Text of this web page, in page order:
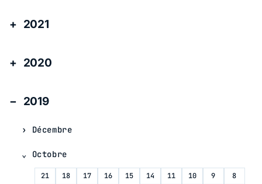
2021
2020
2019
Décembre
Octobre
21 18 17 16 15 14 11 10 9
8